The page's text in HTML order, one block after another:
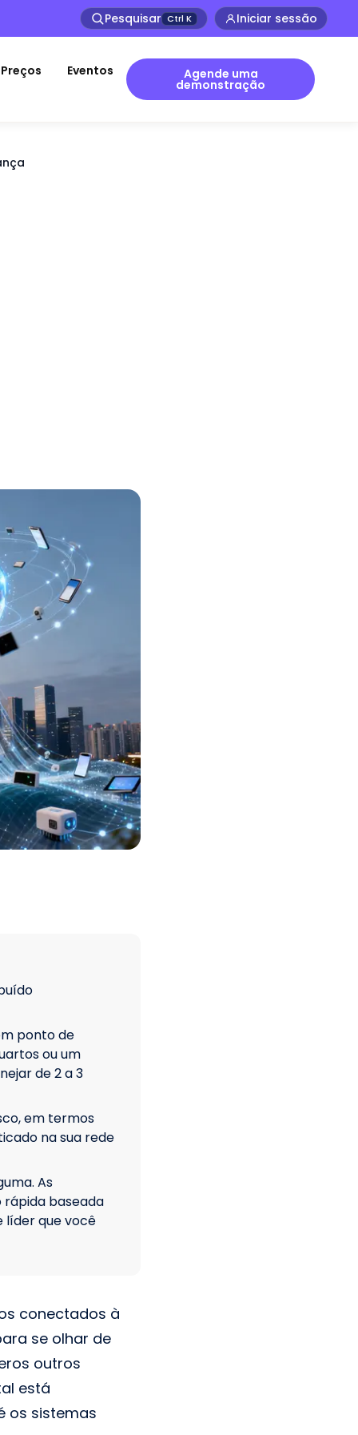
Pesquisar Ctrl K Iniciar sessão
Preços Eventos Agende uma
demonstração
ponto de
ou um
de 2 a 3
em termos
na sua rede
As
baseada
líder que você
conectados à
se olhar de
outros
está
os sistemas